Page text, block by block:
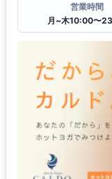
営業時間
月~木10:00〜